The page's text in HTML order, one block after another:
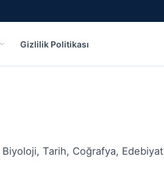
Gizlilik Politikası
Tarih, Coğrafya, Edebiyat